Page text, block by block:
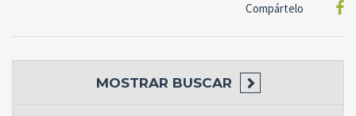
Compártelo
MOSTRAR BUSCAR